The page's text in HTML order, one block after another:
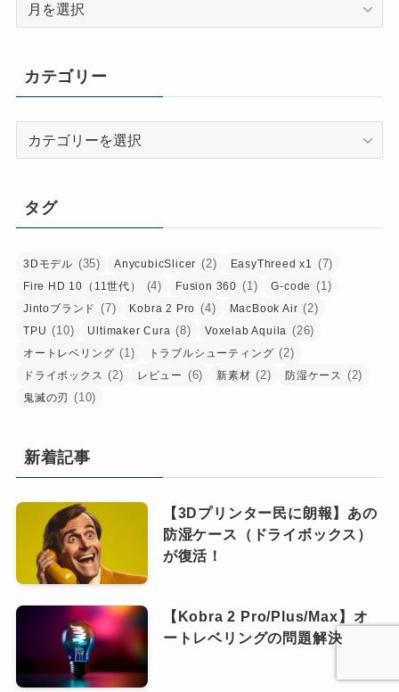
ブ
カテゴリー
ー
タグ
3Dモデル (35) AnycubicSlicer (2) EasyThreed x1 (7)
Fire HD 10（11世代） (4) Fusion 360 (1) G-code (1)
Jintoブランド (7) Kobra 2 Pro (4) MacBook Air (2)
TPU (10) Ultimaker Cura (8) Voxelab Aquila (26)
オートレベリング (1) トラブルシューティング (2)
ドライボックス (2) レビュー (6) 新素材 (2) 防湿ケース (2)
鬼滅の刃 (10)
新着記事
【3Dプリンター民に朗報】あの
防湿ケース（ドライボックス）
が復活！
【Kobra 2 Pro/Plus/Max】オ
ートレベリングの問題解決